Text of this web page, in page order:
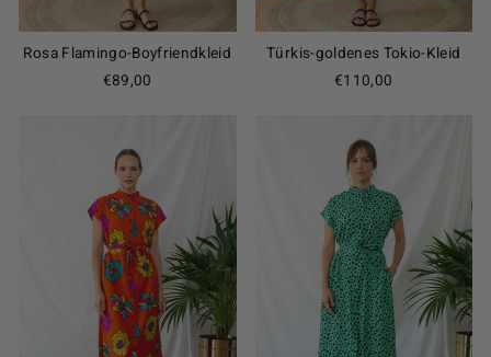
Rosa Flamingo-Boyfriendkleid
€89,00
Türkis-goldenes Tokio-Kleid
€110,00